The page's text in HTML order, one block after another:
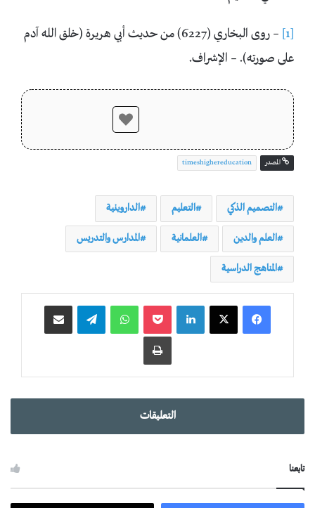
[1]
– روى البخاري (6227) من حديث أبي هريرة (خلق الله آدم
على صورته). – الإشراف.
المصدر timeshighereducation
التصميم الذكي التعليم الداروينية
العلم والدين العلمانية المدارس والتدريس
المناهج الدراسية
واتساب
التعليقات
تابعنا